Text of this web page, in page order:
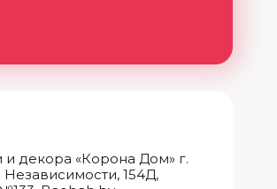
декора «Корона Дом» г.
154Д,